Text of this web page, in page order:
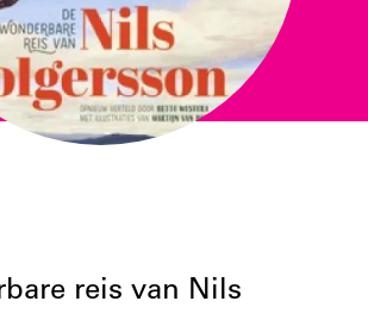
reis van Nils